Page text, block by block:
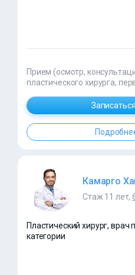
Прием (осмотр,
пластического хирурга,
Камарго
Стаж 11 лет,
Пластический хирург,
категории